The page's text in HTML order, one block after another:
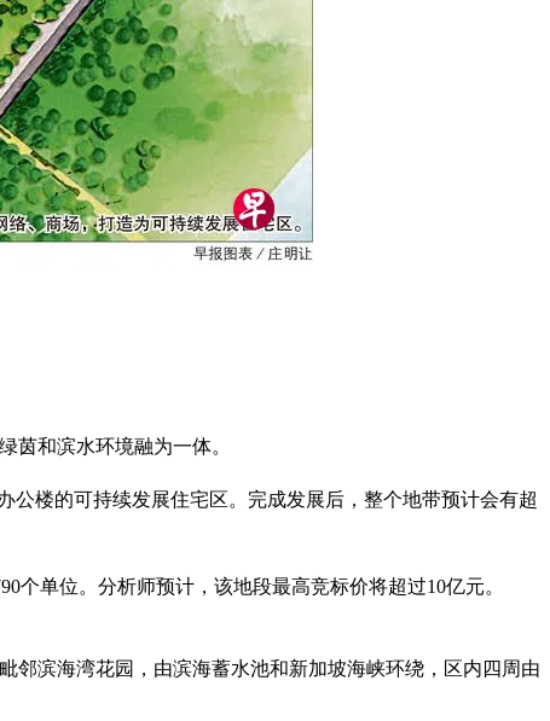
茵和滨水环境融为一体。
公楼的可持续发展住宅区。完成发展后，整个地带预计会有超
个单位。分析师预计，该地段最高竞标价将超过10亿元。
邻滨海湾花园，由滨海蓄水池和新加坡海峡环绕，区内四周由